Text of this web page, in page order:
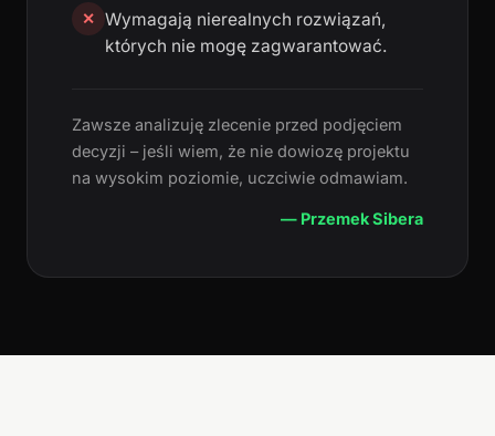
✕ Wymagają nierealnych rozwiązań,
których nie mogę zagwarantować.
Zawsze analizuję zlecenie przed podjęciem
decyzji – jeśli wiem, że nie dowiozę projektu
na wysokim poziomie, uczciwie odmawiam.
— Przemek Sibera